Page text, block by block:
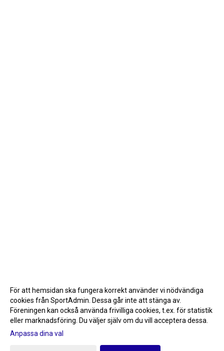
Gå till Webbversion
För att hemsidan ska fungera korrekt använder vi nödvändiga
cookies från SportAdmin. Dessa går inte att stänga av.
Föreningen kan också använda frivilliga cookies, t.ex. för statistik
eller marknadsföring. Du väljer själv om du vill acceptera dessa.
Anpassa dina val